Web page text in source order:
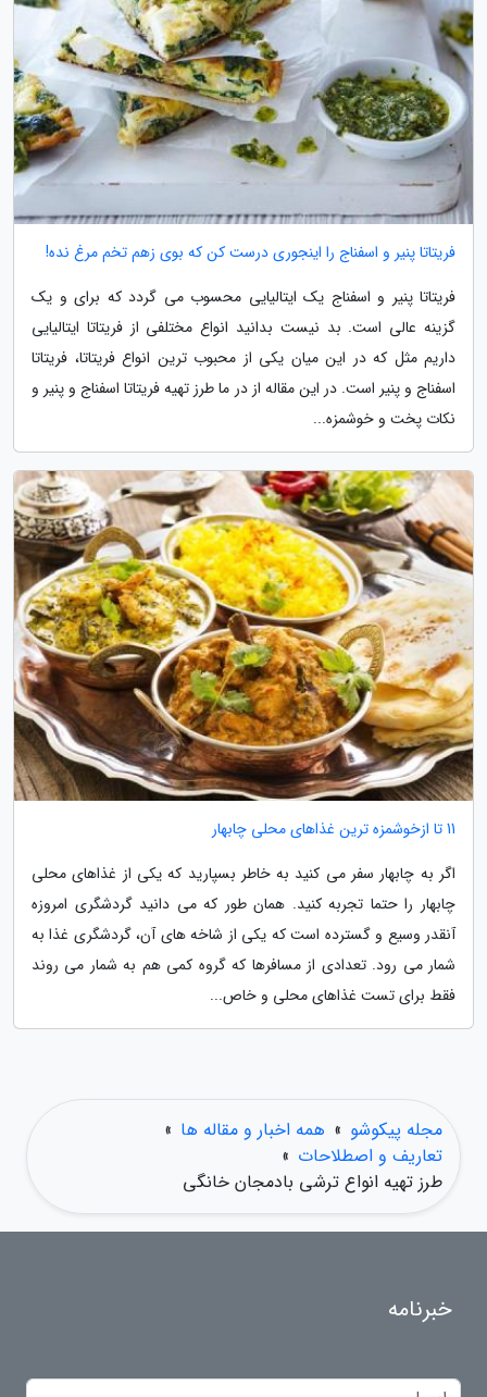
فریتاتا پنیر و اسفناج را اینجوری درست کن که بوی زهم تخم مرغ نده!
فریتاتا پنیر و اسفناج یک ایتالیایی محسوب می گردد که برای و یک
گزینه عالی است. بد نیست بدانید انواع مختلفی از فریتاتا ایتالیایی
داریم مثل که در این میان یکی از محبوب ترین انواع فریتاتا، فریتاتا
اسفناج و پنیر است. در این مقاله از در ما طرز تهیه فریتاتا اسفناج و پنیر و
نکات پخت و خوشمزه...
11 تا ازخوشمزه ترین غذاهای محلی چابهار
اگر به چابهار سفر می کنید به خاطر بسپارید که یکی از غذاهای محلی
چابهار را حتما تجربه کنید. همان طور که می دانید گردشگری امروزه
آنقدر وسیع و گسترده است که یکی از شاخه های آن، گردشگری غذا به
شمار می رود. تعدادی از مسافرها که گروه کمی هم به شمار می روند
فقط برای تست غذاهای محلی و خاص...
مجله پیکوشو » همه اخبار و مقاله ها »
تعاریف و اصطلاحات »
طرز تهیه انواع ترشی بادمجان خانگی
خبرنامه